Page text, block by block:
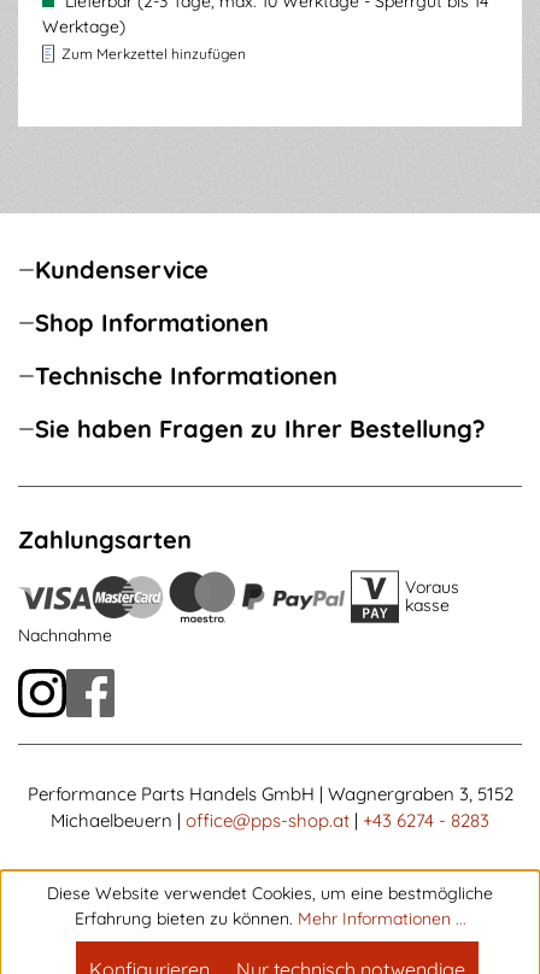
Werktage)
Zum Merkzettel hinzufügen
Kundenservice
Shop Informationen
Technische Informationen
Sie haben Fragen zu Ihrer Bestellung?
Zahlungsarten
Voraus
kasse
Nachnahme
Performance Parts Handels GmbH | Wagnergraben 3, 5152
Michaelbeuern | office@pps-shop.at | +43 6274 - 8283
Diese Website verwendet Cookies, um eine bestmögliche
Erfahrung bieten zu können. Mehr Informationen ...
Nur technisch notwendige
Konfigurieren